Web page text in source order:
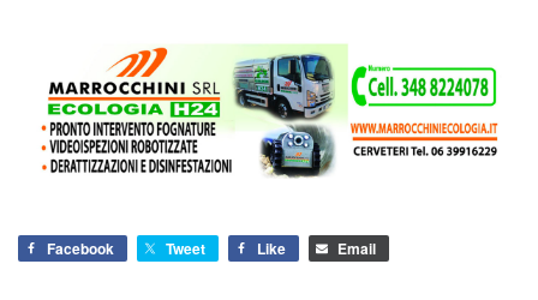
Facebook Tweet Like Email